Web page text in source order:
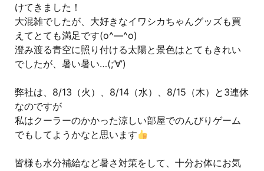
けてきました！
大混雑でしたが、大好きなイワシカちゃんグッズも買
えてとても満足です(o^―^o)
澄み渡る青空に照り付ける太陽と景色はとてもきれい
でしたが、暑い暑い…(;’∀’)
弊社は、8/13（火）、8/14（水）、8/15（木）と3連休
なのですが
私はクーラーのかかった涼しい部屋でのんびりゲーム
でもしてようかなと思います
皆様も水分補給など暑さ対策をして、十分お体にお気